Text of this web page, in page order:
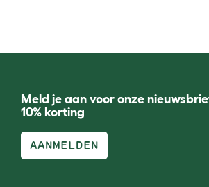
Meld je aan voor onze
10% korting
AANMELDEN